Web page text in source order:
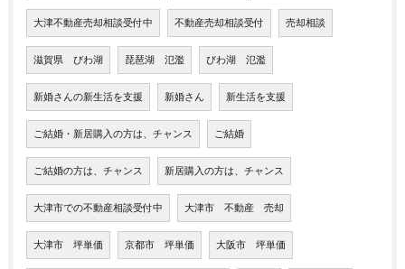
大津不動産売却相談受付中 不動産売却相談受付 売却相談
滋賀県 びわ湖 琵琶湖 氾濫 びわ湖 氾濫
新婚さんの新生活を支援 新婚さん 新生活を支援
ご結婚・新居購入の方は、チャンス ご結婚
ご結婚の方は、チャンス 新居購入の方は、チャンス
大津市での不動産相談受付中 大津市 不動産 売却
大津市 坪単価 京都市 坪単価 大阪市 坪単価